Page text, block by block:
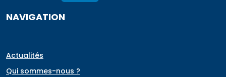
NAVIGATION
Actualités
Qui sommes-nous ?